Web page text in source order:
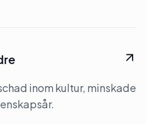
inom kultur, minskade